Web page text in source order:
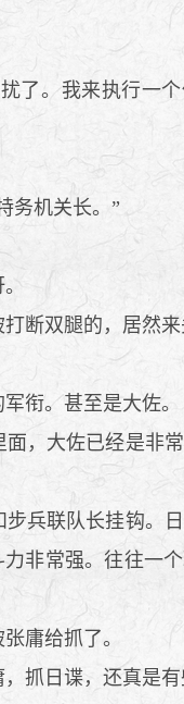
了。我来执行一个
务机关长。”
断双腿的，居然来
衔。甚至是大佐。
，大佐已经是非常
兵联队长挂钩。
非常强。往往一
庸给抓了。
抓日谍，还真是有